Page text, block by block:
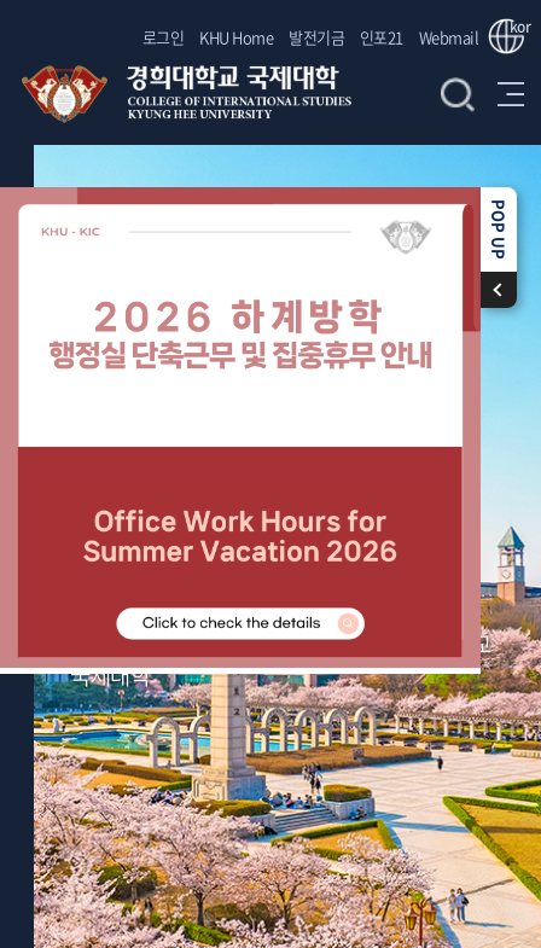
POP UP
로그인 KHU Home 발전기금 인포21 Webmail kor
경희대학교 국제대학
창의와 혁신새로운 패러다임을 여는 경희대학교
국제대학